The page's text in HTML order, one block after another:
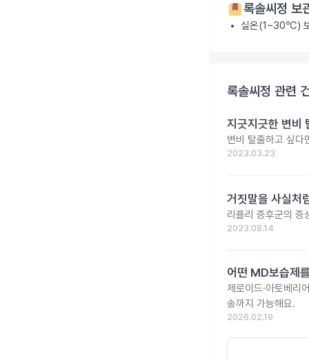
록솔씨정 보
실온(1~30℃)
록솔씨정 관련
지긋지긋한 변비
변비 탈출하고 싶다
2023.03.23
거짓말을 사실처
리플리 증후군의 증
2023.08.14
어떤 MD보습제
제로이드·아토베리
송까지 가능해요.
2026.02.19